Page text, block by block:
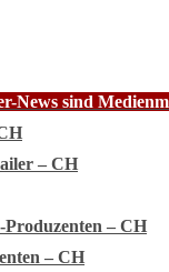
News sind
– CH
– CH
– CH